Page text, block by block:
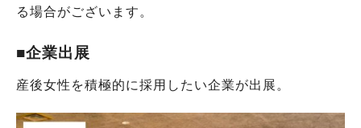
る場合がございます。
■企業出展
産後女性を積極的に採用したい企業が出展。